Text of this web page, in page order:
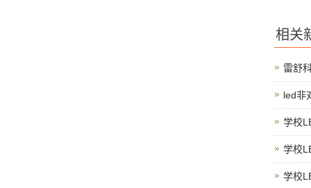
相关
雷舒
led非
学校
学校
学校